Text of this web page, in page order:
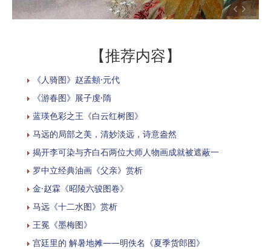
【推荐内容】
《人骑图》赵孟頫·元代
《游春图》展子虔·隋
蓝瑛色彩之王《白云红树图》
马远的局部之美，清妙淡远，诗意盎然
揭开李可染与齐白石两位大师人物画成就被遮蔽一
罗中立经典油画《父亲》赏析
金·赵霖《昭陵六骏图卷》
马远《十二水图》赏析
​王冕《墨梅图》
宫廷里的 解暑地摊——明佚名《夏季货郎图》